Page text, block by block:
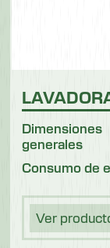
Dimensiones
generales
Consumo de
Ver